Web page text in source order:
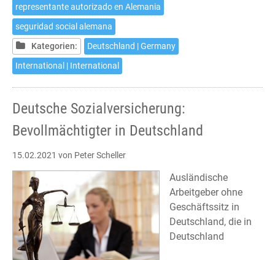
Alemania
representante autorizado en Alemania
seguridad social alemana
Kategorien:
Deutschland | Germany
International | International
Deutsche Sozialversicherung:
Bevollmächtigter in Deutschland
15.02.2021 von Peter Scheller
Ausländische
Arbeitgeber ohne
Geschäftssitz in
Deutschland, die in
Deutschland